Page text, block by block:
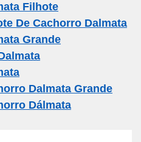
e
Filhote
De Cachorro Dalmata
Grande
Dalmata Grande
Dálmata